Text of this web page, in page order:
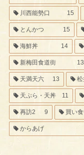
川西能勢口 15
とんかつ 15
海鮮丼 14
新梅田食道街 13
天満天六 13 松
天ぷら・天丼 11
再訪2 9 買い
からあげ